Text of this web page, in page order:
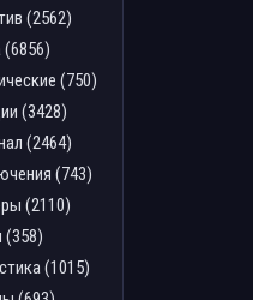
(2562)
(750)
(3428)
(2464)
(743)
(2110)
(1015)